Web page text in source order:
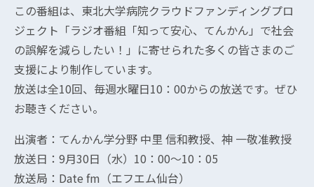
この番組は、東北大学病院クラウドファンディングプロ
ジェクト「ラジオ番組「知って安心、てんかん」で社会
の誤解を減らしたい！」に寄せられた多くの皆さまのご
支援により制作しています。
放送は全10回、毎週水曜日10：00からの放送です。ぜひ
お聴きください。
出演者：てんかん学分野 中里 信和教授、神 一敬准教授
放送日：9月30日（水）10：00〜10：05
放送局：Date fm（エフエム仙台）